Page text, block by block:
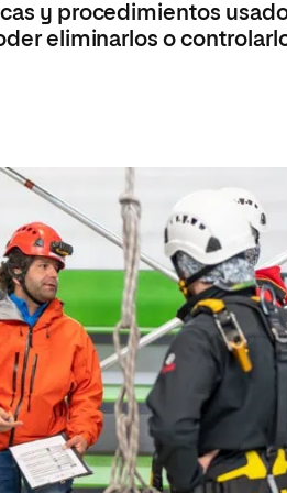
y procedimientos
eliminarlos o